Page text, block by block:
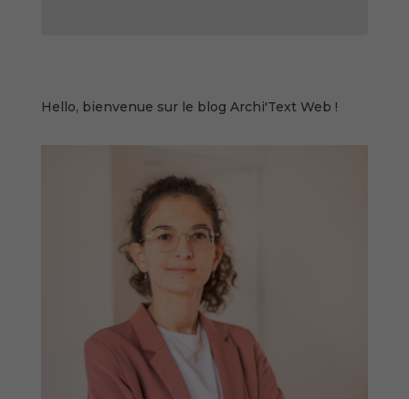
Hello, bienvenue sur le blog Archi'Text Web !